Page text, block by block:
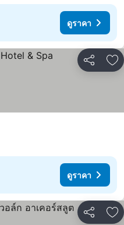
ดูราคา
แชร์ เ
ดูราคา
แชร์ เ